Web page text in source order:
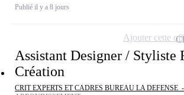
Publié il y a 8 jours
Assistant Designer / Styliste
Création
CRIT EXPERTS ET CADRES BUREAU LA DEFENSE -
Ajouter cette